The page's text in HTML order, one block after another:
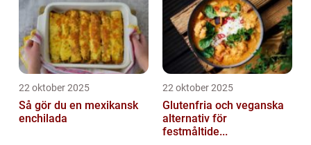
22 oktober 2025
Så gör du en mexikansk
enchilada
22 oktober 2025
Glutenfria och veganska
alternativ för
festmåltide...